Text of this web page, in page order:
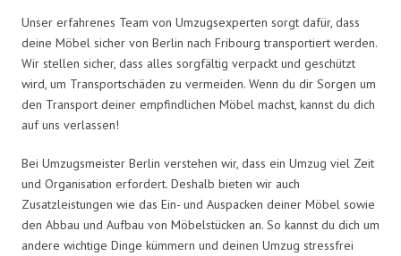
Unser erfahrenes Team von Umzugsexperten sorgt dafür, dass
deine Möbel sicher von Berlin nach Fribourg transportiert werden.
Wir stellen sicher, dass alles sorgfältig verpackt und geschützt
wird, um Transportschäden zu vermeiden. Wenn du dir Sorgen um
den Transport deiner empfindlichen Möbel machst, kannst du dich
auf uns verlassen!
Bei Umzugsmeister Berlin verstehen wir, dass ein Umzug viel Zeit
und Organisation erfordert. Deshalb bieten wir auch
Zusatzleistungen wie das Ein- und Auspacken deiner Möbel sowie
den Abbau und Aufbau von Möbelstücken an. So kannst du dich um
andere wichtige Dinge kümmern und deinen Umzug stressfrei